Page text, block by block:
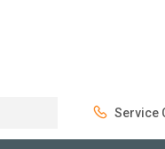
Service